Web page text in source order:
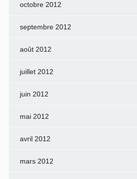
octobre 2012
septembre 2012
août 2012
juillet 2012
juin 2012
mai 2012
avril 2012
mars 2012